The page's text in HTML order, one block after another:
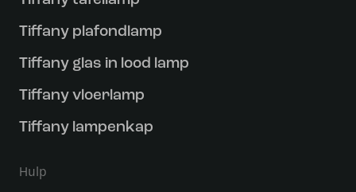
Tiffany plafondlamp
Tiffany glas in lood lamp
Tiffany vloerlamp
Tiffany lampenkap
Hulp